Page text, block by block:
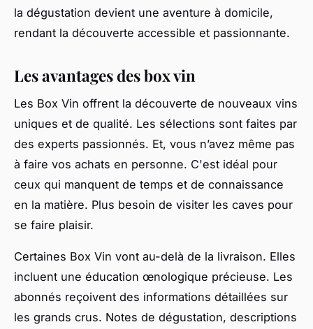
la dégustation devient une aventure à domicile,
rendant la découverte accessible et passionnante.
Les avantages des box vin
Les Box Vin offrent la découverte de nouveaux vins
uniques et de qualité. Les sélections sont faites par
des experts passionnés. Et, vous n’avez même pas
à faire vos achats en personne. C'est idéal pour
ceux qui manquent de temps et de connaissance
en la matière. Plus besoin de visiter les caves pour
se faire plaisir.
Certaines Box Vin vont au-delà de la livraison. Elles
incluent une éducation œnologique précieuse. Les
abonnés reçoivent des informations détaillées sur
les grands crus. Notes de dégustation, descriptions